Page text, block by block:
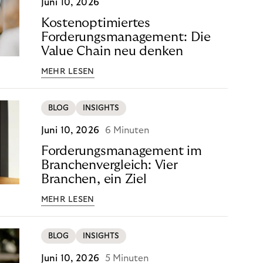
Juni 10, 2026
Kostenoptimiertes
Forderungsmanagement: Die
Value Chain neu denken
MEHR LESEN
BLOG INSIGHTS
Juni 10, 2026 6 Minuten
Forderungsmanagement im
Branchenvergleich: Vier
Branchen, ein Ziel
MEHR LESEN
BLOG INSIGHTS
Juni 10, 2026 5 Minuten